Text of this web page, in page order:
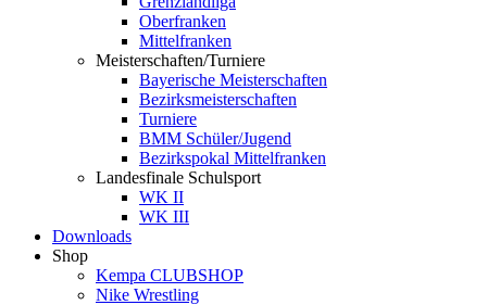
Oberfranken
Mittelfranken
Meisterschaften/Turniere
Bayerische Meisterschaften
Bezirksmeisterschaften
Turniere
BMM Schüler/Jugend
Bezirkspokal Mittelfranken
Landesfinale Schulsport
WK II
WK III
Downloads
Shop
Kempa CLUBSHOP
Nike Wrestling